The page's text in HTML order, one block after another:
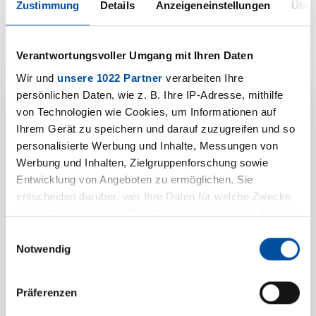
Zustimmung Details Anzeigeneinstellungen
Verantwortungsvoller Umgang mit Ihren Daten
Wir und unsere 1022 Partner verarbeiten Ihre
persönlichen Daten, wie z. B. Ihre IP-Adresse, mithilfe
von Technologien wie Cookies, um Informationen auf
Ihrem Gerät zu speichern und darauf zuzugreifen und so
personalisierte Werbung und Inhalte, Messungen von
Werbung und Inhalten, Zielgruppenforschung sowie
Entwicklung von Angeboten zu ermöglichen. Sie
entscheiden darüber, wer Ihre Daten für welche Zwecke
nutzt. Sie können Ihre Einwilligung jederzeit über die
Trigger Symbol ändern oder widerrufen
Informationen über Ihre geografische Lage erfassen,
Notwendig
Präferenzen
Ihre
Produktanfrage zu
Schutztuch
Wir freuen uns auf Sie und
besprechen.